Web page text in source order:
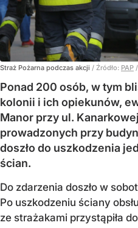
Straż Pożarna podczas akcji / Źródło: PAP /
Ponad 200 osób, w tym
kolonii i ich opiekunów,
Manor przy ul.
prowadzonych przy
doszło do uszkodzenia
ścian.
Do zdarzenia doszło w
Po uszkodzeniu ściany
ze strażakami przystąpiła